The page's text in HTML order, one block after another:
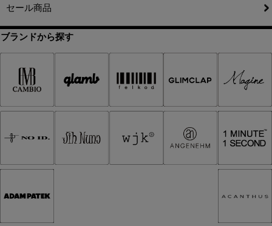
セール商品
ブランドから探す